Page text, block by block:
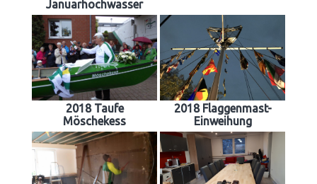
Januarhochwasser
2018 Taufe
Möschekess
2018 Flaggenmast-
Einweihung